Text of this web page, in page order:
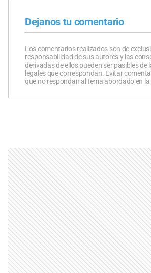
Dejanos tu comentario
Los comentarios realizados son de
responsabilidad de sus autores y las
derivadas de ellos pueden ser pasibles de
legales que correspondan. Evitar
que no respondan al tema abordado en